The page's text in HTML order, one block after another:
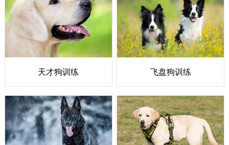
天才狗训练 飞盘狗训练